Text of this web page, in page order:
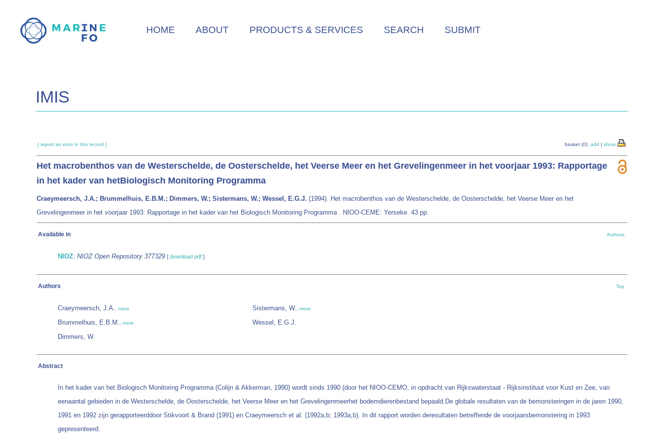
main
HOME ABOUT PRODUCTS & SERVICES SEARCH SUBMIT
IMIS
[ report an error in this record ] basket (0): add | show
Het macrobenthos van de Westerschelde, de Oosterschelde, het Veerse Meer en het Grevelingenmeer in het voorjaar 1993: Rapportage
in het kader van hetBiologisch Monitoring Programma
Craeymeersch, J.A.; Brummelhuis, E.B.M.; Dimmers, W.; Sistermans, W.; Wessel, E.G.J. (1994). Het macrobenthos van de Westerschelde, de Oosterschelde, het Veerse Meer en het
Grevelingenmeer in het voorjaar 1993: Rapportage in het kader van het Biologisch Monitoring Programma . NIOO-CEME: Yerseke. 43 pp.
Available in Authors
NIOZ: NIOZ Open Repository 377329 [ download pdf ]
Authors Top
Craeymeersch, J.A. more
Brummelhuis, E.B.M. more
Dimmers, W.
Sistermans, W. more
Wessel, E.G.J.
Abstract
In het kader van het Biologisch Monitoring Programma (Colijn & Akkerman, 1990) wordt sinds 1990 (door het NIOO-CEMO, in opdracht van Rijkswaterstaat - Rijksinstituut voor Kust en Zee, van
eenaantal gebieden in de Westerschelde, de Oosterschelde, het Veerse Meer en het Grevelingenmeerhet bodemdierenbestand bepaald.De globale resultaten van de bemonsteringen in de jaren 1990,
1991 en 1992 zijn gerapporteerddoor Stikvoort & Brand (1991) en Craeymeersch et al. (1992a,b; 1993a,b). In dit rapport worden deresultaten betreffende de voorjaarsbemonstering in 1993
gepresenteerd.